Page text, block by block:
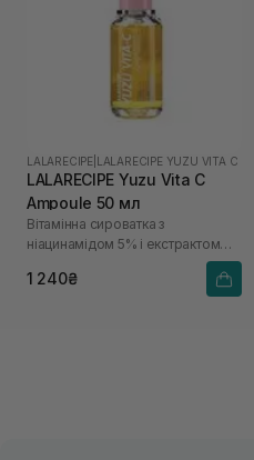
LALARECIPE LALARECIPE YUZU VITA C
LALARECIPE Yuzu Vita C
Ampoule 50 мл
Вітамінна сироватка з
ніацинамідом 5% і екстрактом
1 240₴